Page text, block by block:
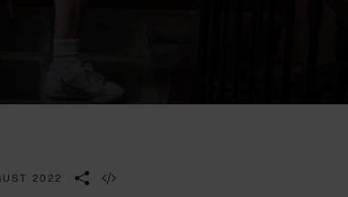
2022